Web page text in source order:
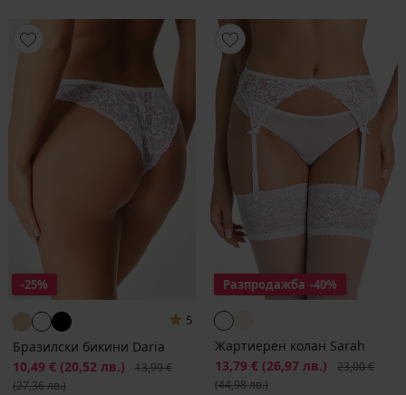
-25%
5
Бразилски бикини Daria
Намаление
10,49 € (20,52 лв.) Първоначална цена
13,99 €
(27,36 лв.)
Разпродажба -40%
Жартиерен колан Sarah
Намаление
13,79 € (26,97 лв.)
23,00 €
(44,98 лв.)